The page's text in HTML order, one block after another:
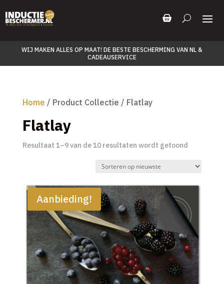
WIJ MAKEN ALLES OP MAAT! DE BESTE BESCHERMING VAN NL &
CADEAUSERVICE
Home / Product Collectie / Flatlay
Flatlay
Resultaat 1–9 van de 10 resultaten wordt getoond
Aanbieding!